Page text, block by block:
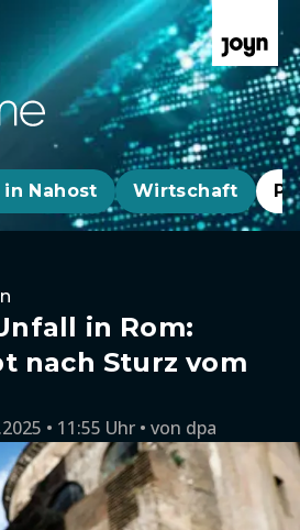
Nahost Wirtschaft
in Rom:
nach Sturz vom
• 11:55 Uhr von dpa